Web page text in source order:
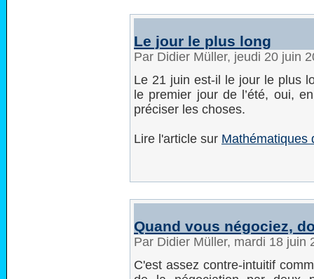
Le jour le plus long
Par Didier Müller, jeudi 20 juin
Le 21 juin est-il le jour le plus
le premier jour de l’été, oui,
préciser les choses.
Lire l'article sur Mathématiques
Quand vous négociez,
Par Didier Müller, mardi 18 juin
C'est assez contre-intuitif